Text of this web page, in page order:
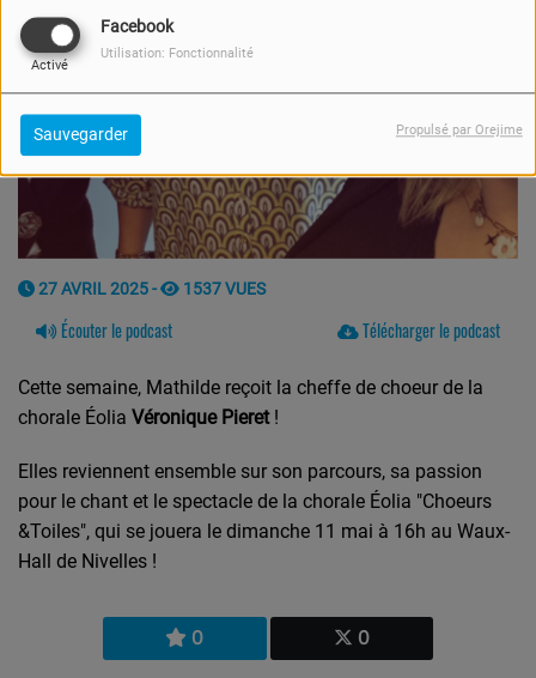
Facebook
Activé
Utilisation: Fonctionnalité
Sauvegarder Propulsé par Orejime
0 0
27 AVRIL 2025 - 1537 VUES
Écouter le podcast Télécharger le podcast
Cette semaine, Mathilde reçoit la cheffe de choeur de la
chorale Éolia Véronique Pieret!
Elles reviennent ensemble sur son parcours, sa passion
pour le chant et le spectacle de la chorale Éolia "Choeurs
&Toiles", qui se jouera le dimanche 11 mai à 16h au Waux-
Hall de Nivelles !